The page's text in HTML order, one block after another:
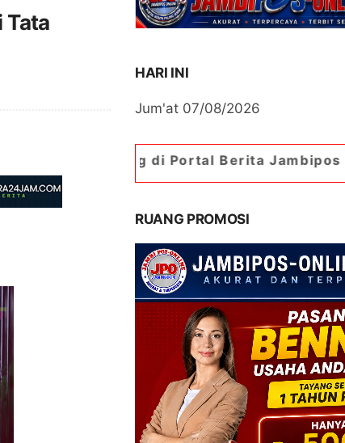
Tata
HARI INI
Jum'at 07/08/2026
di Portal Berita Jambipos Online. Portal
RUANG PROMOSI